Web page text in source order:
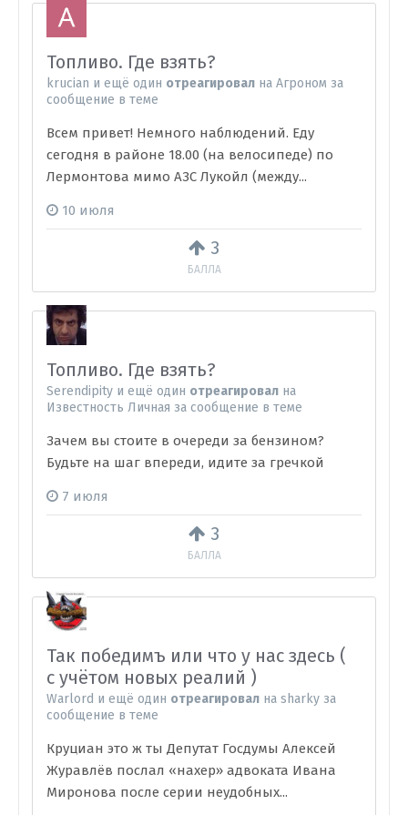
3
БАЛЛА
Топливо. Где взять?
krucian и ещё один отреагировал на Агроном за
сообщение в теме
Всем привет! Немного наблюдений. Еду
сегодня в районе 18.00 (на велосипеде) по
Лермонтова мимо АЗС Лукойл (между...
10 июля
3
БАЛЛА
Топливо. Где взять?
Serendipity и ещё один отреагировал на
Известность Личная за сообщение в теме
Зачем вы стоите в очереди за бензином?
Будьте на шаг впереди, идите за гречкой
7 июля
Так победимъ или что у нас здесь (
с учётом новых реалий )
Warlord и ещё один отреагировал на sharky за
сообщение в теме
Круциан это ж ты Депутат Госдумы Алексей
Журавлёв послал «нахер» адвоката Ивана
Миронова после серии неудобных...